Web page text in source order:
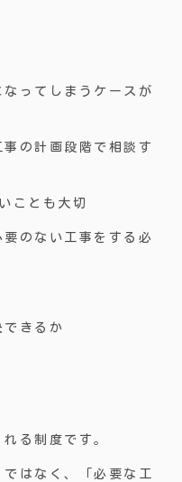
ってしまうケースが
の計画段階で相談す
ことも大切
のない工事をする必
できるか
る制度です。
はなく、「必要な工